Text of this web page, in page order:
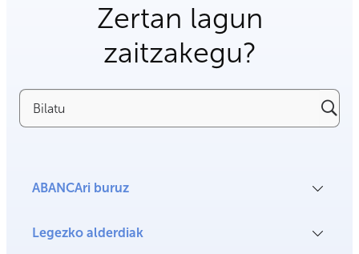
Zertan lagun
zaitzakegu?
Bilatu
ABANCAri buruz
Legezko alderdiak